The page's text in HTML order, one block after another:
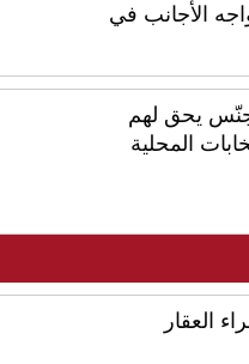
الأجانب في
يحق لهم
المحلية
العقار